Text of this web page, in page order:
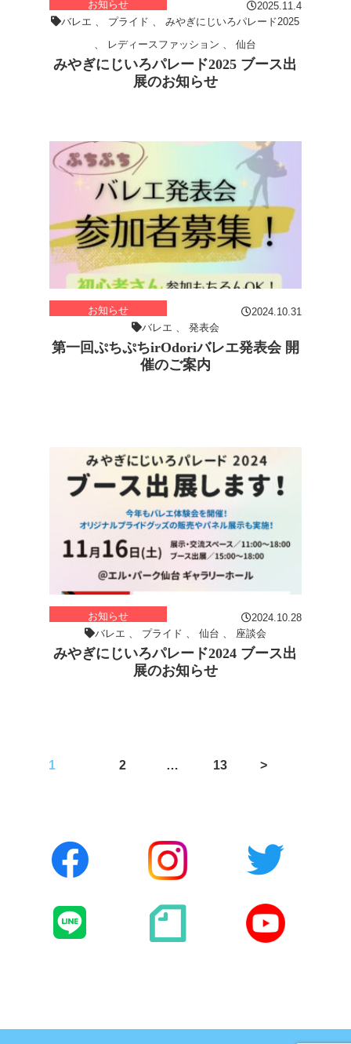
お知らせ
2025.11.4
バレエ
プライド 、みやぎにじいろパレード2025
レディースファッション 、仙台
みやぎにじいろパレード2025 ブース出
展のお知らせ
お知らせ
2024.10.31
バレエ
発表会
第一回ぷちぷちirOdoriバレエ発表会 開
催のご案内
お知らせ
2024.10.28
バレエ
プライド 仙台 座談会
みやぎにじいろパレード2024 ブース出
展のお知らせ
投
稿1 2 … 13 >